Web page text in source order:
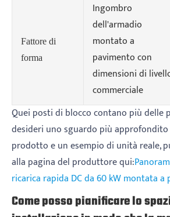
Fattore di
forma
Ingombro
dell'armadio
montato a
pavimento con
dimensioni di
commerciale
Quei posti di blocco contano più delle
desideri uno sguardo più
prodotto e un esempio di unità reale,
alla pagina del produttore qui:
ricarica rapida DC da 60 kW montata a
Come posso pianificare lo